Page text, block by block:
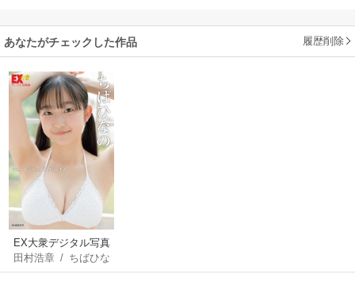
あなたがチェックした作品 履歴削除
EX大衆デジタル写真
集 ： 62 ちばひなの
「キュートでピュア
田村浩章 / ちばひな
の